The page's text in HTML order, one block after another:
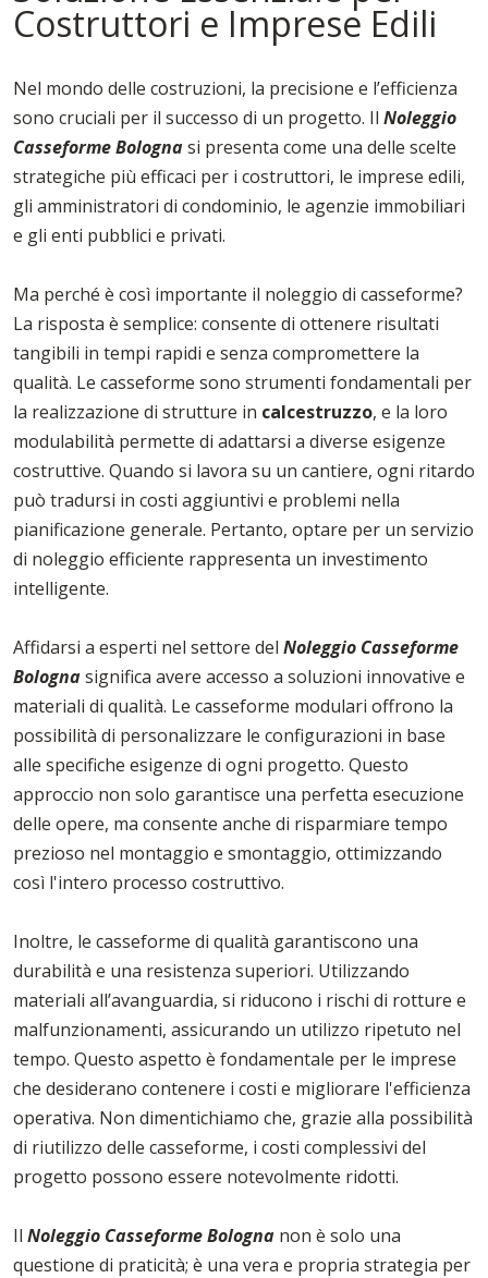
Costruttori e Imprese Edili
Nel mondo delle costruzioni, la precisione e l’efficienza
sono cruciali per il successo di un progetto. Il Noleggio
Casseforme Bolognasi presenta come una delle scelte
strategiche più efficaci per i costruttori, le imprese edili,
gli amministratori di condominio, le agenzie immobiliari
e gli enti pubblici e privati.
Ma perché è così importante il noleggio di casseforme?
La risposta è semplice: consente di ottenere risultati
tangibili in tempi rapidi e senza compromettere la
qualità. Le casseforme sono strumenti fondamentali per
la realizzazione di strutture in calcestruzzo, e la loro
modulabilità permette di adattarsi a diverse esigenze
costruttive. Quando si lavora su un cantiere, ogni ritardo
può tradursi in costi aggiuntivi e problemi nella
pianificazione generale. Pertanto, optare per un servizio
di noleggio efficiente rappresenta un investimento
intelligente.
Affidarsi a esperti nel settore del Noleggio Casseforme
Bolognasignifica avere accesso a soluzioni innovative e
materiali di qualità. Le casseforme modulari offrono la
possibilità di personalizzare le configurazioni in base
alle specifiche esigenze di ogni progetto. Questo
approccio non solo garantisce una perfetta esecuzione
delle opere, ma consente anche di risparmiare tempo
prezioso nel montaggio e smontaggio, ottimizzando
così l'intero processo costruttivo.
Inoltre, le casseforme di qualità garantiscono una
durabilità e una resistenza superiori. Utilizzando
materiali all’avanguardia, si riducono i rischi di rotture e
malfunzionamenti, assicurando un utilizzo ripetuto nel
tempo. Questo aspetto è fondamentale per le imprese
che desiderano contenere i costi e migliorare l'efficienza
operativa. Non dimentichiamo che, grazie alla possibilità
di riutilizzo delle casseforme, i costi complessivi del
progetto possono essere notevolmente ridotti.
Il Noleggio Casseforme Bologna non è solo una
questione di praticità; è una vera e propria strategia per